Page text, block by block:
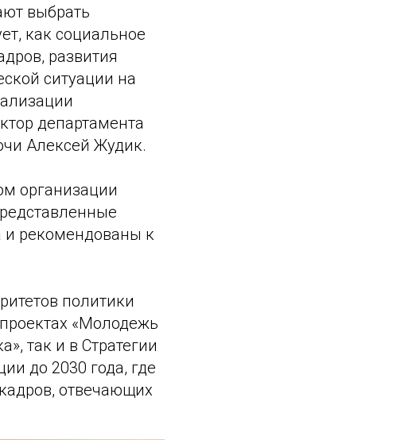
выбрать
как социальное
развития
ситуации на
департамента
Алексей Жудик.
организации
и рекомендованы к
политики
«Молодежь
так и в Стратегии
до 2030 года, где
отвечающих